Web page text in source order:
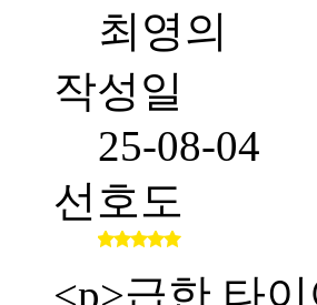
최영의
작성일
25-08-04
선호도
<p>급한 타